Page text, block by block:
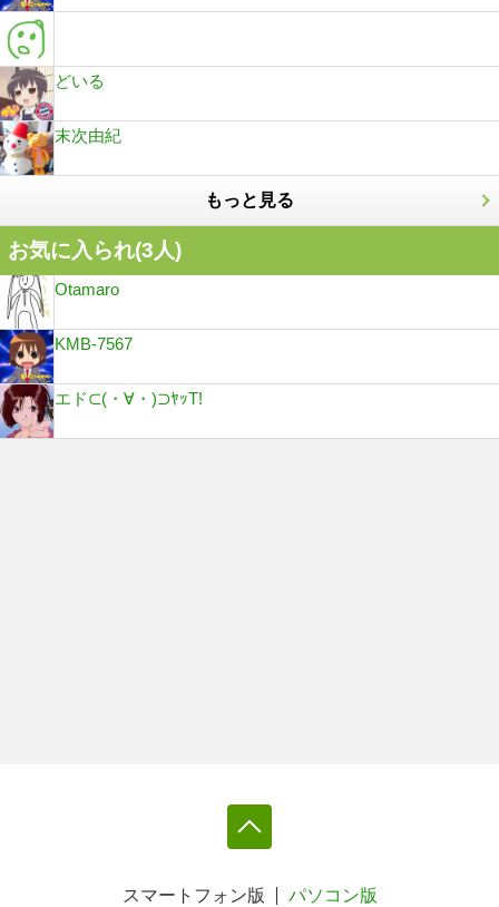
どいる
末次由紀
もっと見る
お気に入られ(3人)
Otamaro
KMB-7567
エド⊂(・∀・)⊃ﾔｯT!
スマートフォン版 パソコン版